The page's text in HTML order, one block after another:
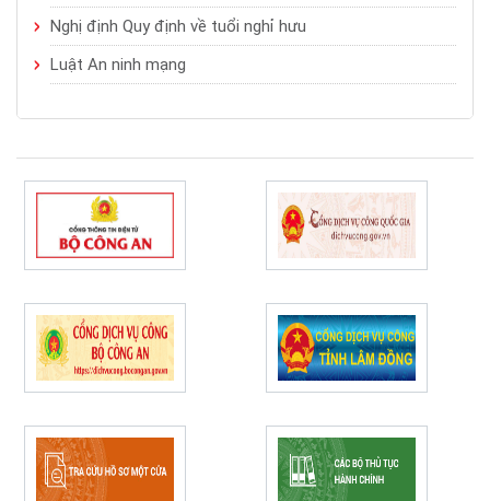
Nghị định Quy định về tuổi nghỉ hưu
Luật An ninh mạng